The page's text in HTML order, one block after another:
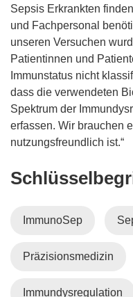
Sepsis Erkrankten
und Fachpersonal
unseren Versuchen
Patientinnen und
Immunstatus nicht
dass die verwendeten
Spektrum der
erfassen. Wir brauchen
nutzungsfreundlich ist.“
ImmunoSep
Präzisionsmedizin
Immundysregulation